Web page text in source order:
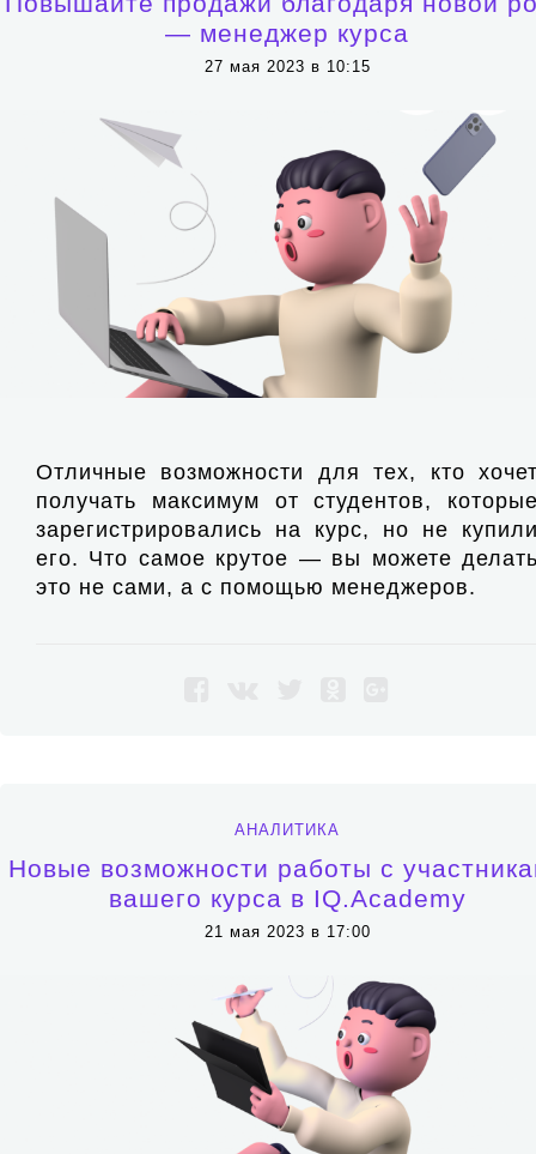
— менеджер курса
27 мая 2023 в 10:15
Отличные возможности для тех, кто
получать максимум от студентов,
зарегистрировались на курс, но не
его. Что самое крутое — вы можете
это не сами, а с помощью менеджеров.
АНАЛИТИКА
Новые возможности работы с
вашего курса в IQ.Academy
21 мая 2023 в 17:00